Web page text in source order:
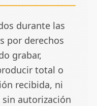
durante las
por derechos
grabar,
total o
recibida, ni
autorización